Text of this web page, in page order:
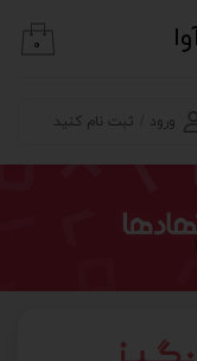
ورود ثبت نام کنید
۰